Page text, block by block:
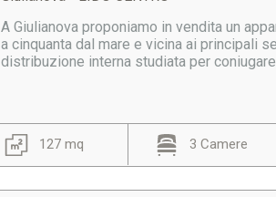
A Giulianova proponiamo in vendita un
a cinquanta dal mare e vicina ai principali
distribuzione interna studiata per
127 mq 3 Camere